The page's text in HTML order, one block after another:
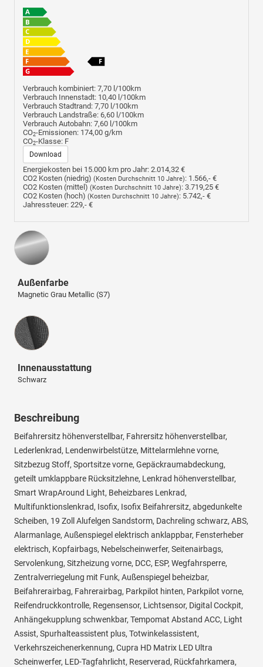
Verbrauch kombiniert: 7,70 l/100km
Verbrauch Innenstadt: 10,40 l/100km
Verbrauch Stadtrand: 7,70 l/100km
Verbrauch Landstraße: 6,60 l/100km
Verbrauch Autobahn: 7,60 l/100km
CO2-Emissionen: 174,00 g/km
CO2-Klasse: F
Download
Energiekosten bei 15.000 km pro Jahr: 2.014,32 €
CO2 Kosten (niedrig) (Kosten Durchschnitt 10 Jahre): 1.566,- €
CO2 Kosten (mittel) (Kosten Durchschnitt 10 Jahre): 3.719,25 €
CO2 Kosten (hoch) (Kosten Durchschnitt 10 Jahre): 5.742,- €
Jahressteuer: 229,- €
Außenfarbe
Magnetic Grau Metallic (S7)
Innenausstattung
Innenausstattung
Schwarz
Beschreibung
Beifahrersitz höhenverstellbar, Fahrersitz höhenverstellbar,
Lederlenkrad, Lendenwirbelstütze, Mittelarmlehne vorne,
Sitzbezug Stoff, Sportsitze vorne, Gepäckraumabdeckung,
geteilt umklappbare Rücksitzlehne, Lenkrad höhenverstellbar,
Smart WrapAround Light, Beheizbares Lenkrad,
Multifunktionslenkrad, Isofix, Isofix Beifahrersitz, abgedunkelte
Scheiben, 19 Zoll Alufelgen Sandstorm, Dachreling schwarz, ABS,
Alarmanlage, Außenspiegel elektrisch anklappbar, Fensterheber
elektrisch, Kopfairbags, Nebelscheinwerfer, Seitenairbags,
Servolenkung, Sitzheizung vorne, DCC, ESP, Wegfahrsperre,
Zentralverriegelung mit Funk, Außenspiegel beheizbar,
Beifahrerairbag, Fahrerairbag, Parkpilot hinten, Parkpilot vorne,
Reifendruckkontrolle, Regensensor, Lichtsensor, Digital Cockpit,
Anhängekupplung schwenkbar, Tempomat Abstand ACC, Light
Assist, Spurhalteassistent plus, Totwinkelassistent,
Verkehrszeichenerkennung, Cupra HD Matrix LED Ultra
Scheinwerfer, LED-Tagfahrlicht, Reserverad, Rückfahrkamera,